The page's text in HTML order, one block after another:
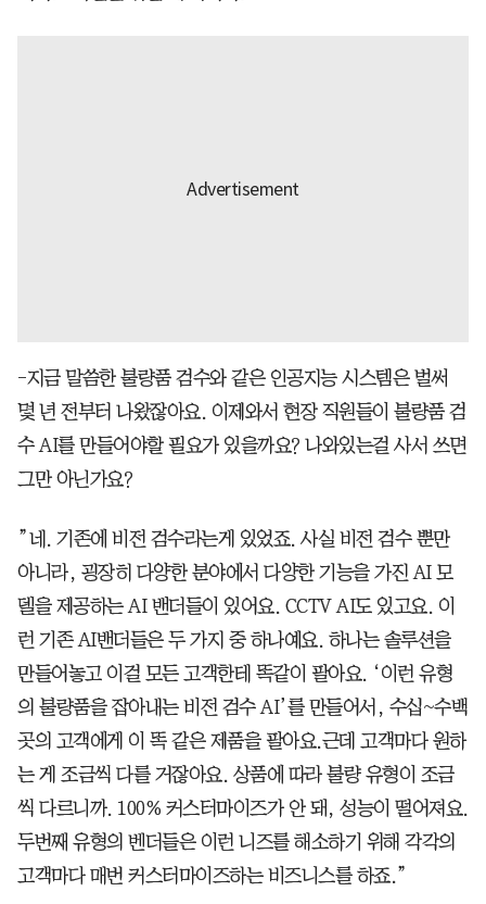
-지금 말씀한 불량품 검수와 같은 인공지능 시스템은 벌써
몇 년 전부터 나왔잖아요. 이제와서 현장 직원들이 불량품 검
수 AI를 만들어야할 필요가 있을까요? 나와있는걸 사서 쓰면
그만 아닌가요?
”네. 기존에 비전 검수라는게 있었죠. 사실 비전 검수 뿐만
아니라, 굉장히 다양한 분야에서 다양한 기능을 가진 AI 모
델을 제공하는 AI 밴더들이 있어요. CCTV AI도 있고요. 이
런 기존 AI밴더들은 두 가지 중 하나예요. 하나는 솔루션을
만들어놓고 이걸 모든 고객한테 똑같이 팔아요. ‘이런 유형
의 불량품을 잡아내는 비전 검수 AI’를 만들어서, 수십~수백
곳의 고객에게 이 똑 같은 제품을 팔아요.근데 고객마다 원하
는 게 조금씩 다를 거잖아요. 상품에 따라 불량 유형이 조금
씩 다르니까. 100% 커스터마이즈가 안 돼, 성능이 떨어져요.
두번째 유형의 벤더들은 이런 니즈를 해소하기 위해 각각의
고객마다 매번 커스터마이즈하는 비즈니스를 하죠.”